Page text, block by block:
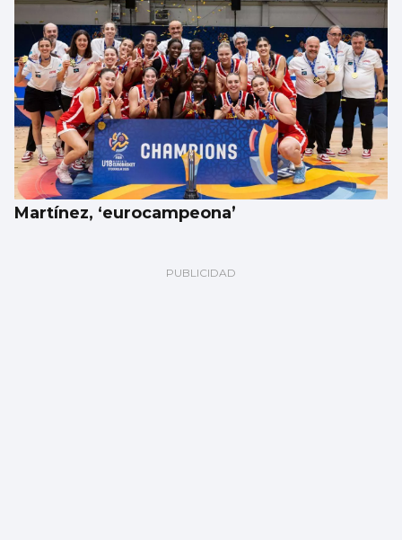
Martínez, ‘eurocampeona’